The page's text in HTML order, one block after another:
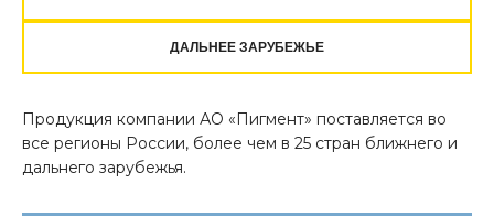
ДАЛЬНЕЕ ЗАРУБЕЖЬЕ
Продукция компании АО «Пигмент» поставляется во
все регионы России, более чем в 25 стран ближнего и
дальнего зарубежья.